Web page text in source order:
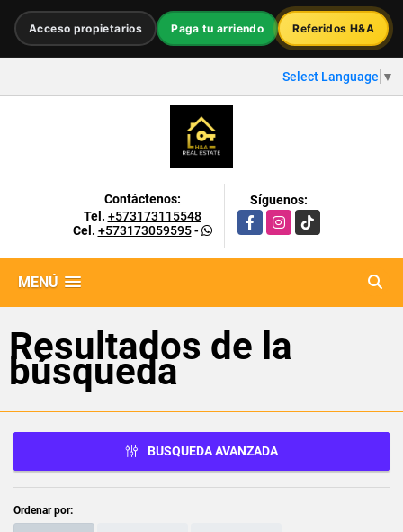
Acceso propietarios Paga tu arriendo Referidos H&A
Select Language ▼
Contáctenos:
Tel. +573173115548
Cel. +573173059595-
Síguenos:
FacebookInstagram
TikTok
MENÚ
Resultados de la
búsqueda
BUSQUEDA AVANZADA
Ordenar por: